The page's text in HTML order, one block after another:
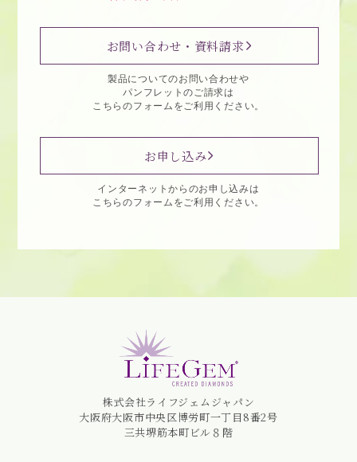
お問い合わせ・資料請求
製品についてのお問い合わせや
パンフレットのご請求は
こちらのフォームをご利用ください。
お申し込み
インターネットからのお申し込みは
こちらのフォームをご利用ください。
株式会社ライフジェムジャパン
大阪府大阪市中央区博労町一丁目8番2号
三共堺筋本町ビル８階